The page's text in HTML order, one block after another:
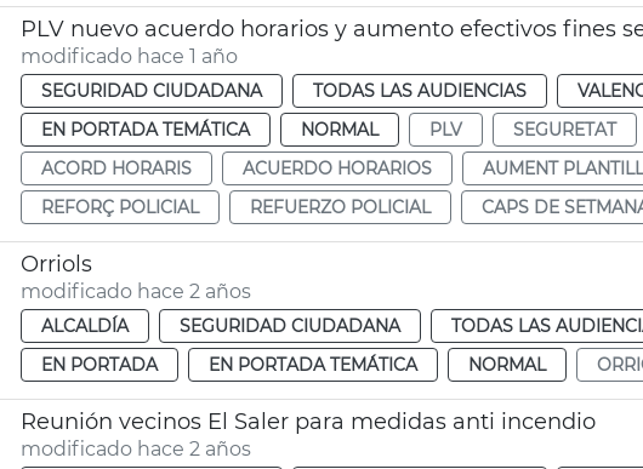
PLV nuevo acuerdo horarios y aumento efectivos fines
modificado hace 1 año
SEGURIDAD CIUDADANA TODAS LAS AUDIENCIAS
EN PORTADA TEMÁTICA
NORMAL PLV SEGURETAT
ACORD HORARIS
ACUERDO HORARIOS AUMENT
REFORÇ POLICIAL
REFUERZO POLICIAL CAPS DE
Orriols
modificado hace 2 años
ALCALDÍA SEGURIDAD CIUDADANA TODAS LAS
EN PORTADA
EN PORTADA TEMÁTICA NORMAL
Reunión vecinos El Saler para medidas anti incendio
modificado hace 2 años